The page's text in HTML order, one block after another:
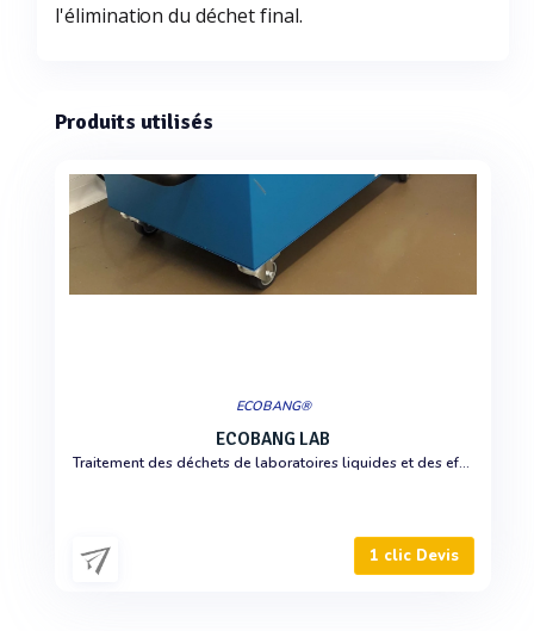
l'élimination du déchet final.
Produits utilisés
ECOBANG®
ECOBANG LAB
Traitement des déchets de laboratoires liquides et des effluents de laboratoire
1 clic Devis